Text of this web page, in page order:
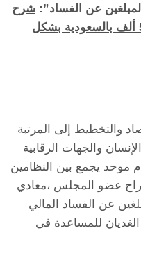
عن الفساد”: شرح
رفع الدعاوى التجارية أقل من 500 ألف بالسعودية بشكل
والتخطيط إلى المرتبة
والجهات الرقابية
يجمع بين النظامين
عضو المجلس ،معادي
عن الفساد المالي
للمساعدة في